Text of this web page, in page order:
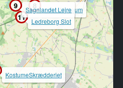
8
9
11
Lejre Museum
Sagnlandet Lejre
Ledreborg Slot
KostumeSkrædderiet